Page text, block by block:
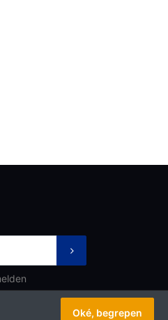
voorbehouden.Oké, begrepen